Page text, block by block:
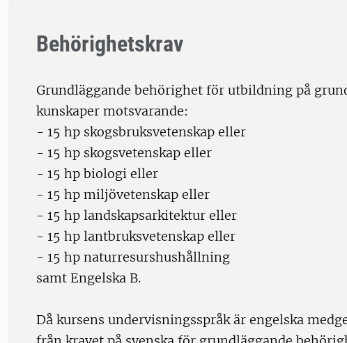
Behörighetskrav
Grundläggande behörighet för utbildning på
kunskaper motsvarande:
- 15 hp skogsbruksvetenskap eller
- 15 hp skogsvetenskap eller
- 15 hp biologi eller
- 15 hp miljövetenskap eller
- 15 hp landskapsarkitektur eller
- 15 hp lantbruksvetenskap eller
- 15 hp naturresurshushållning
samt Engelska B.
Då kursens undervisningsspråk är engelska